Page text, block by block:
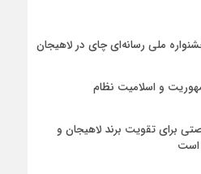
ملی رسانه‌ای چای در لاهیجان
و اسلامیت نظام
برای تقویت برند لاهیجان و
است